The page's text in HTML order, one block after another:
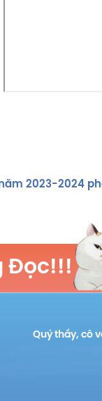
2023-2024
Đọc!!!
Quý thầy, cô